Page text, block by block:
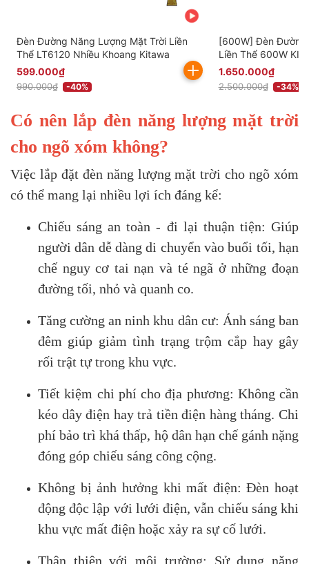
Đèn Đường Năng Lượng Mặt Trời Liền
Thể LT6120 Nhiều Khoang Kitawa
599.000₫
990.000₫ -40%
[600W] Đèn Đường
Liền Thể 600W
1.650.000₫
2.500.000₫ -34%
Có nên lắp đèn năng lượng mặt trời
cho ngõ xóm không?
Việc lắp đặt đèn năng lượng mặt trời cho ngõ xóm
có thể mang lại nhiều lợi ích đáng kể:
Chiếu sáng an toàn - đi lại thuận tiện: Giúp
người dân dễ dàng di chuyển vào buổi tối, hạn
chế nguy cơ tai nạn và té ngã ở những đoạn
đường tối, nhỏ và quanh co.
Tăng cường an ninh khu dân cư: Ánh sáng ban
đêm giúp giảm tình trạng trộm cắp hay gây
rối trật tự trong khu vực.
Tiết kiệm chi phí cho địa phương: Không cần
kéo dây điện hay trả tiền điện hàng tháng. Chi
phí bảo trì khá thấp, hộ dân hạn chế gánh nặng
đóng góp chiếu sáng công cộng.
Không bị ảnh hưởng khi mất điện: Đèn hoạt
động độc lập với lưới điện, vẫn chiếu sáng khi
khu vực mất điện hoặc xảy ra sự cố lưới.
Thân thiện với môi trường: Sử dụng năng